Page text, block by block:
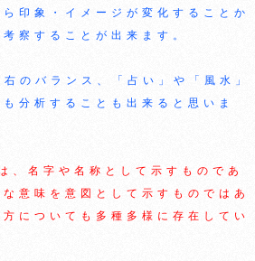
ら印象・イメージが変化することか
察することが出来ます。
のバランス、「占い」や「風水」
分析することも出来ると思いま
、名字や名称として示すものであ
意味を意図として示すものではあ
についても多種多様に存在してい